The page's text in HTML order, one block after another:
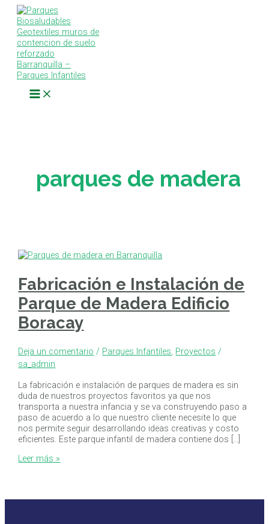
contenido
Menu
parques de madera
Fabricación e Instalación de
Parque de Madera Edificio
Boracay
Deja un comentario / Parques Infantiles, Proyectos /
sa_admin
La fabricación e instalación de parques de madera es sin
duda de nuestros proyectos favoritos ya que nos
transporta a nuestra infancia y se va construyendo paso a
paso de acuerdo a lo que nuestro cliente necesite lo que
nos permite seguir desarrollando ideas creativas y costo
eficientes. Este parque infantil de madera contiene dos […]
Fabricación
e
Instalación
de
Parque
de
Madera
Edificio
Boracay
Leer más »